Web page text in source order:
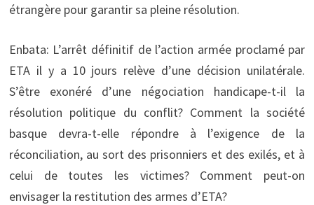
étrangère pour garantir sa pleine résolution.
Enbata: L’arrêt définitif de l’action armée proclamé par
ETA il y a 10 jours relève d’une décision unilatérale.
S’être exonéré d’une négociation handicape-t-il la
résolution politique du conflit? Comment la société
basque devra-t-elle répondre à l’exigence de la
réconciliation, au sort des prisonniers et des exilés, et à
celui de toutes les victimes? Comment peut-on
envisager la restitution des armes d’ETA?